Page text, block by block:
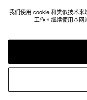
我们使用 cookie 和类似技术
工作。继续使用本网